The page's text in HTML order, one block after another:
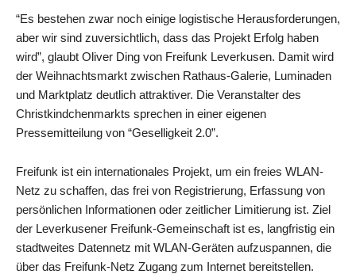
“Es bestehen zwar noch einige logistische Herausforderungen,
aber wir sind zuversichtlich, dass das Projekt Erfolg haben
wird”, glaubt Oliver Ding von Freifunk Leverkusen. Damit wird
der Weihnachtsmarkt zwischen Rathaus-Galerie, Luminaden
und Marktplatz deutlich attraktiver. Die Veranstalter des
Christkindchenmarkts sprechen in einer eigenen
Pressemitteilung von “Geselligkeit 2.0”.
Freifunk ist ein internationales Projekt, um ein freies WLAN-
Netz zu schaffen, das frei von Registrierung, Erfassung von
persönlichen Informationen oder zeitlicher Limitierung ist. Ziel
der Leverkusener Freifunk-Gemeinschaft ist es, langfristig ein
stadtweites Datennetz mit WLAN-Geräten aufzuspannen, die
über das Freifunk-Netz Zugang zum Internet bereitstellen.